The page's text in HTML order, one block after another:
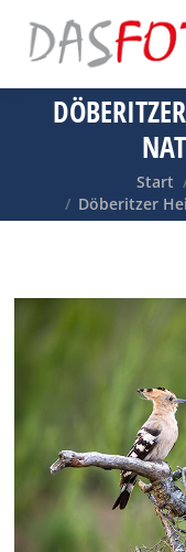
Sie befinden sich
Start
Döberitzer